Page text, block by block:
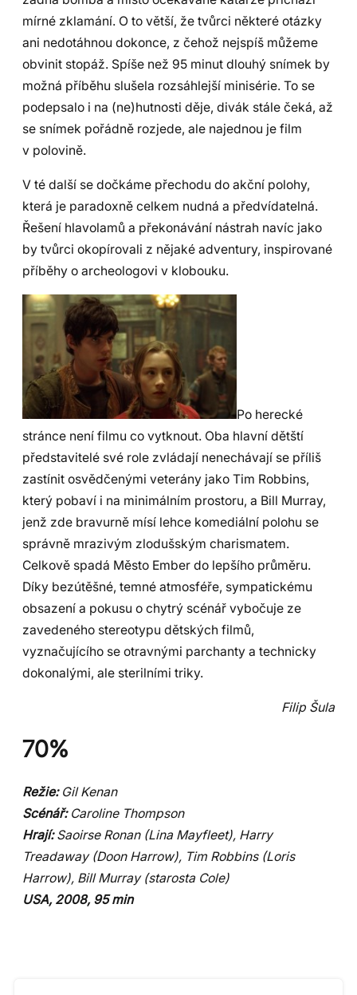
mírné zklamání. O to větší, že tvůrci některé otázky
ani nedotáhnou dokonce, z čehož nejspíš můžeme
obvinit stopáž. Spíše než 95 minut dlouhý snímek by
možná příběhu slušela rozsáhlejší minisérie. To se
podepsalo i na (ne)hutnosti děje, divák stále čeká, až
se snímek pořádně rozjede, ale najednou je film
v polovině.
V té další se dočkáme přechodu do akční polohy,
která je paradoxně celkem nudná a předvídatelná.
Řešení hlavolamů a překonávání nástrah navíc jako
by tvůrci okopírovali z nějaké adventury, inspirované
příběhy o archeologovi v klobouku.
Po herecké
stránce není filmu co vytknout. Oba hlavní dětští
představitelé své role zvládají nenechávají se příliš
zastínit osvědčenými veterány jako Tim Robbins,
který pobaví i na minimálním prostoru, a Bill Murray,
jenž zde bravurně mísí lehce komediální polohu se
správně mrazivým zlodušským charismatem.
Celkově spadá Město Ember do lepšího průměru.
Díky bezútěšné, temné atmosféře, sympatickému
obsazení a pokusu o chytrý scénář vybočuje ze
zavedeného stereotypu dětských filmů,
vyznačujícího se otravnými parchanty a technicky
dokonalými, ale sterilními triky.
Filip Šula
70%
Režie:Gil Kenan
Scénář: Caroline Thompson
Hrají:Saoirse Ronan (Lina Mayfleet), Harry
Treadaway (Doon Harrow), Tim Robbins (Loris
Harrow), Bill Murray (starosta Cole)
USA, 2008, 95 min